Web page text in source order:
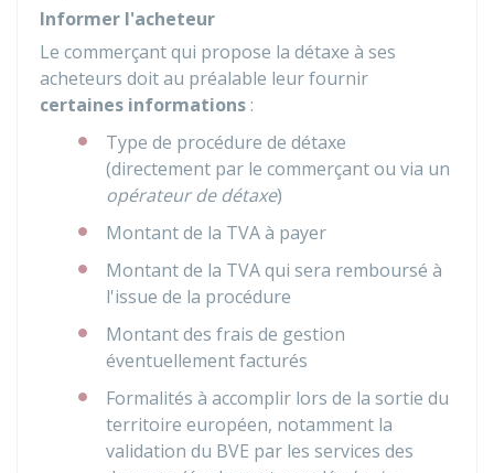
Informer l'acheteur
Le commerçant qui propose la détaxe à ses
acheteurs doit au préalable leur fournir
certaines informations :
Type de procédure de détaxe
(directement par le commerçant ou via un
opérateur de détaxe)
Montant de la TVA à payer
Montant de la TVA qui sera remboursé à
l'issue de la procédure
Montant des frais de gestion
éventuellement facturés
Formalités à accomplir lors de la sortie du
territoire européen, notamment la
validation du BVE par les services des